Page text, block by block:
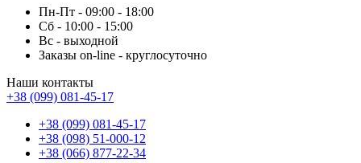
Пн-Пт - 09:00 - 18:00
Сб - 10:00 - 15:00
Вс - выходной
Заказы on-line - круглосуточно
Наши контакты
+38 (099) 081-45-17
+38 (099) 081-45-17
+38 (098) 51-000-12
+38 (066) 877-22-34